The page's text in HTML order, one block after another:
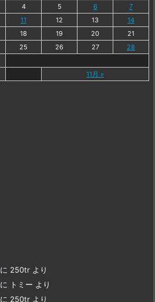
11月 »
4 5 6
7
11 12 13
14
18 19 20
21
25 26 27
28
に 250tr より
に トミー より
に 250tr より